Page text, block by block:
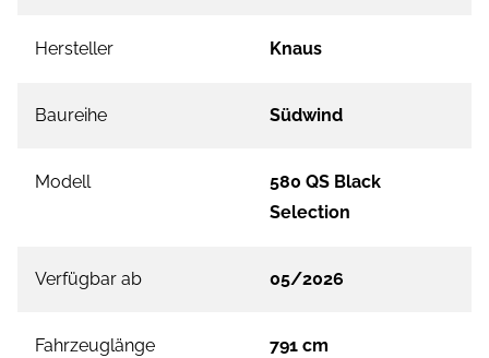
Hersteller Knaus
Baureihe Südwind
Modell
580 QS Black
Selection
Verfügbar ab 05/2026
Fahrzeuglänge 791 cm